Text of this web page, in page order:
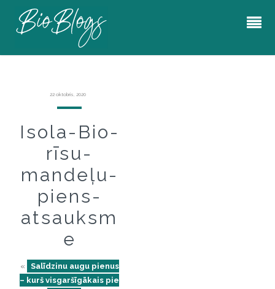
22 oktobris, 2020
Isola-Bio-
rīsu-
mandeļu-
piens-
atsauksm
e
«
Salīdzinu augu pienus
– kurš visgaršīgākais pie